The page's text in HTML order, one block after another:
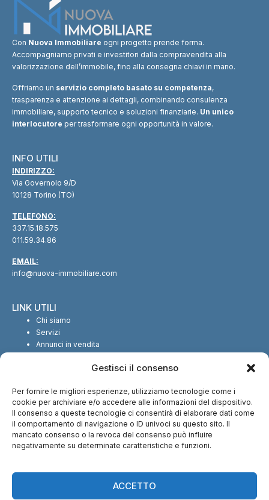
Gestisci il consenso
Per fornire le migliori esperienze, utilizziamo tecnologie come i
cookie per archiviare e/o accedere alle informazioni del dispositivo.
Il consenso a queste tecnologie ci consentirà di elaborare dati come
il comportamento di navigazione o ID univoci su questo sito. Il
mancato consenso o la revoca del consenso può influire
negativamente su determinate caratteristiche e funzioni.
ACCETTO
Con Nuova Immobiliare ogni progetto prende forma.
Accompagniamo privati e investitori dalla compravendita alla
valorizzazione dell’immobile, fino alla consegna chiavi in mano.
Offriamo un servizio completo basato su competenza,
trasparenza e attenzione ai dettagli, combinando consulenza
immobiliare, supporto tecnico e soluzioni finanziarie. Un unico
interlocutore per trasformare ogni opportunità in valore.
INFO UTILI
INDIRIZZO:
Via Governolo 9/D
10128 Torino (TO)
TELEFONO:
337.15.18.575
011.59.34.86
EMAIL:
info@nuova-immobiliare.com
LINK UTILI
Chi siamo
Servizi
Annunci in vendita
SEGUICI SUI SOCIAL
CI TROVI ANCHE SU: